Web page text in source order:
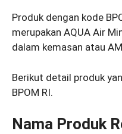
Produk dengan kode
merupakan AQUA Air
dalam kemasan atau
Berikut detail produk
BPOM RI.
Nama Produk